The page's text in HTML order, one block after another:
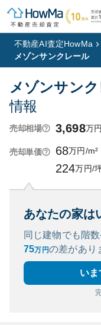
不動産AI査定HowMa
メゾンサンクレール
メゾンサン
情報
売却相場 3,698万円
売却単価 68万円/m²
224万円/
あなたの家は
同じ建物でも階
75万円の差があり
いま